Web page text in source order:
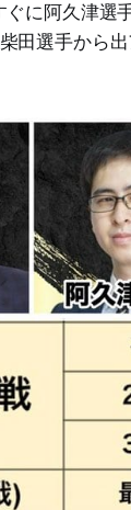
に阿久津選
田選手から